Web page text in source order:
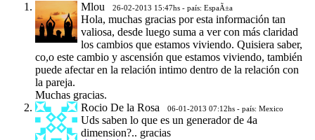
Mlou
26-02-2013 15:47hs - país: EspaÃ±a
Hola, muchas gracias por esta información tan
valiosa, desde luego suma a ver con más claridad
los cambios que estamos viviendo. Quisiera saber,
co,o este cambio y ascensión que estamos viviendo, también
puede afectar en la relación intimo dentro de la relación con
la pareja.
Muchas gracias.
Rocio De la Rosa
06-01-2013 07:12hs - país: Mexico
Uds saben lo que es un generador de 4a
dimension?.. gracias